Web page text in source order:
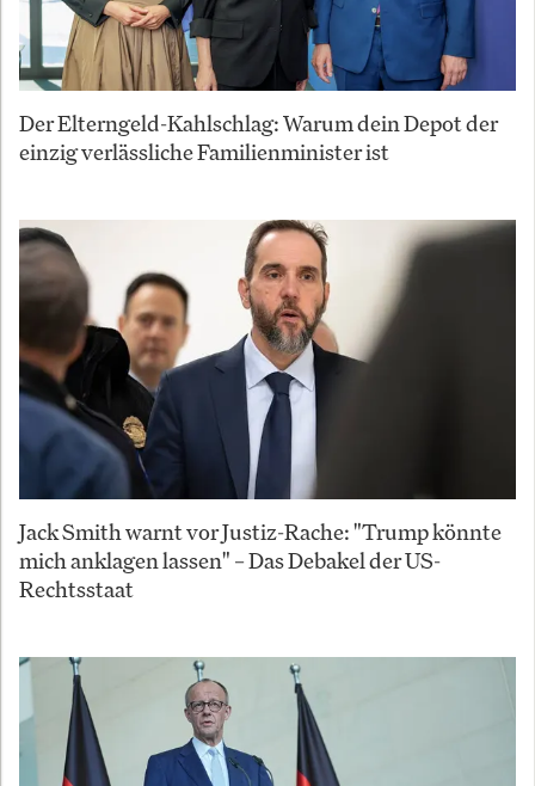
Der Elterngeld-Kahlschlag: Warum dein Depot der
einzig verlässliche Familienminister ist
Jack Smith warnt vor Justiz-Rache: "Trump könnte
mich anklagen lassen" – Das Debakel der US-
Rechtsstaat